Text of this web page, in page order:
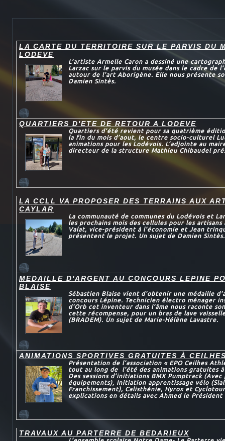
LA CARTE DU TERRITOIRE SUR LE PARVIS DU
LODEVE
L’artiste Armelle Caron a dessiné une
Larzac sur le parvis du musée dans le cadre de
autour de l’art Aborigène. Elle nous présente
Damien Sintès.
QUARTIERS D'ETE DE RETOUR A LODEVE
Quartiers d’été revient pour sa quatrième
la fin du mois d’aout, le centre socio-culturel
animations pour les Lodévois. L’adjointe au
directeur de la structure Mathieu Chibaudel
LA CCLL VA PROPOSER DES TERRAINS AUX
CAYLAR
La communauté de communes du Lodévois et
les prochains mois des cellules pour les artisans
Valat, vice-président à l’économie et Jean
présentent le projet. Un sujet de Damien Sintès.
MEDAILLE D'ARGENT AU CONCOURS LEPINE
BLAISE
Sébastien Blaise vient d'obtenir une médaille
concours Lépine. Technicien électro ménager
d'Orb cet inventeur dans l’âme nous raconte
cette récompense, pour un bras de lave
(BRADEM). Un sujet de Marie-Hélène Lavastre.
ANIMATIONS SPORTIVES GRATUITES À
Présentation de l’association « EPO Ceilhes
tout au long de l’été des animations gratuites à
Des sessions d’initiations BMX Pumptrack
équipements), Initiation apprentissage vélo
Franchissement), Calisthénie, Hyrox et
explications en détails avec Ahmed le Président
TRAVAUX AU PARTERRE DE BEDARIEUX